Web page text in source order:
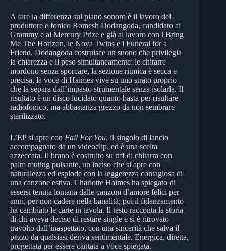
A fare la differenza sul piano sonoro è il lavoro del
produttore e fonico Romesh Dodangoda, candidato ai
Grammy e ai Mercury Prize e già al lavoro con i Bring
Me The Horizon, le Nova Twins e i Funeral for a
Friend. Dodangoda costruisce un suono che privilegia
la chiarezza e il peso simultaneamente: le chitarre
mordono senza sporcare, la sezione ritmica è secca e
precisa, la voce di Haimes vive su uno strato proprio
che la separa dall’impasto strumentale senza isolarla. Il
risultato è un disco lucidato quanto basta per risultare
radiofonico, ma abbastanza grezzo da non sembrare
sterilizzato.
L’EP si apre con Fall For You, il singolo di lancio
accompagnato da un videoclip, ed è una scelta
azzeccata. Il brano è costruito su riff di chitarra con
palm muting pulsante, un inciso che si apre con
naturalezza ed esplode con la leggerezza contagiosa di
una canzone estiva. Charlotte Haimes ha spiegato di
essersi tenuta lontana dalle canzoni d’amore felici per
anni, per non cadere nella banalità; poi il fidanzamento
ha cambiato le carte in tavola. Il testo racconta la storia
di chi aveva deciso di restare single e si è ritrovato
travolto dall’inaspettato, con una sincerità che salva il
pezzo da qualsiasi deriva sentimentale. Energica, diretta,
progettata per essere cantata a voce spiegata.